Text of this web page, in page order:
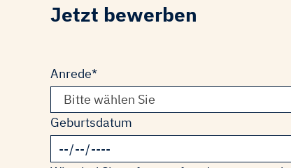
Jetzt bewerben
Pflichtfeld
Anrede*
Bitte wählen Sie
Geburtsdatum